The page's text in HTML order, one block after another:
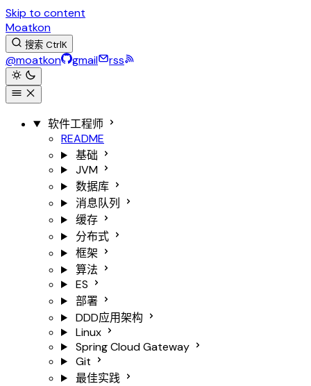
Skip to content
Moatkon
搜索 CtrlK
@moatkon gmail rss
软件工程师
README
基础
JVM
数据库
消息队列
缓存
分布式
框架
算法
ES
部署
DDD应用架构
Linux
Spring Cloud Gateway
Git
最佳实践